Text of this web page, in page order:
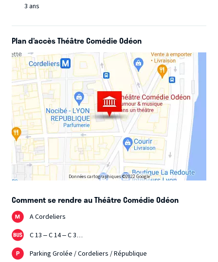
3 ans
Plan d’accès Théâtre Comédie Odéon
Données cartographiques ©2022 Google
Comment se rendre au Théâtre Comédie Odéon
A Cordeliers
C 13 – C 14 – C 3…
Parking Grolée / Cordeliers / République